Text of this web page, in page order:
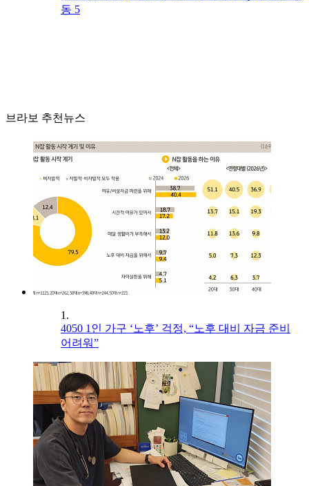
동 5
브라보 추천뉴스
1.
4050 1인 가구 ‘노후’ 걱정, “노후 대비 자금 준비
어려워”